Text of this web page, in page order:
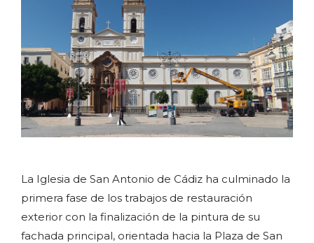
La Iglesia de San Antonio de Cádiz ha culminado la
primera fase de los trabajos de restauración
exterior con la finalización de la pintura de su
fachada principal, orientada hacia la Plaza de San